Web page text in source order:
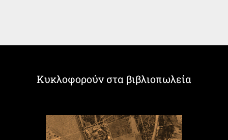
Κυκλοφορούν στα βιβλιοπωλεία